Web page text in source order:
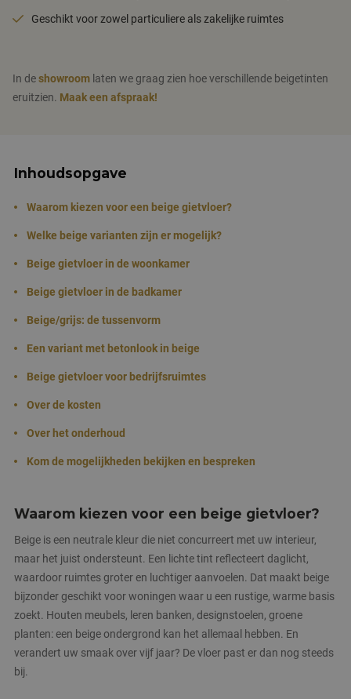
Geschikt voor zowel particuliere als zakelijke ruimtes
In deshowroom laten we graag zien hoe verschillende beigetinten
eruitzien. Maak een afspraak!
Inhoudsopgave
Waarom kiezen voor een beige gietvloer?
Welke beige varianten zijn er mogelijk?
Beige gietvloer in de woonkamer
Beige gietvloer in de badkamer
Beige/grijs: de tussenvorm
Een variant met betonlook in beige
Beige gietvloer voor bedrijfsruimtes
Over de kosten
Over het onderhoud
Kom de mogelijkheden bekijken en bespreken
Waarom kiezen voor een beige gietvloer?
Beige is een neutrale kleur die niet concurreert met uw interieur,
maar het juist ondersteunt. Een lichte tint reflecteert daglicht,
waardoor ruimtes groter en luchtiger aanvoelen. Dat maakt beige
bijzonder geschikt voor woningen waar u een rustige, warme basis
zoekt. Houten meubels, leren banken, designstoelen, groene
planten: een beige ondergrond kan het allemaal hebben. En
verandert uw smaak over vijf jaar? De vloer past er dan nog steeds
bij.